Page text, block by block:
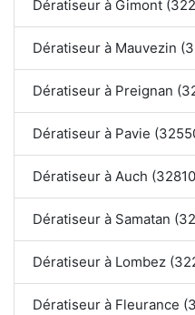
Dératiseur à Gimont
Dératiseur à Mauvezin
Dératiseur à Preignan
Dératiseur à Pavie
Dératiseur à Auch
Dératiseur à Samatan
Dératiseur à Lombez
Dératiseur à Fleurance